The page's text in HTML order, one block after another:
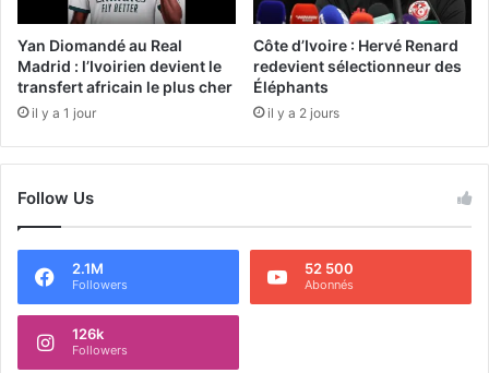
Yan Diomandé au Real
Madrid : l’Ivoirien devient le
transfert africain le plus cher
il y a 1 jour
Côte d’Ivoire : Hervé Renard
redevient sélectionneur des
Éléphants
il y a 2 jours
Follow Us
2.1M
Followers
52 500
Abonnés
126k
Followers